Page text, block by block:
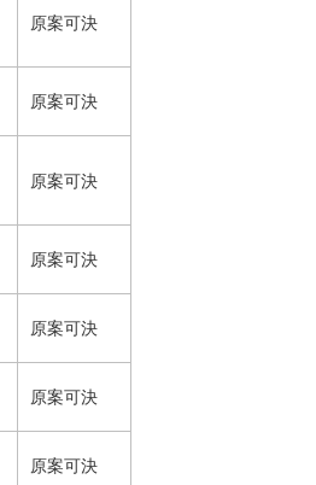
原案可決
原案可決
原案可決
原案可決
原案可決
原案可決
原案可決